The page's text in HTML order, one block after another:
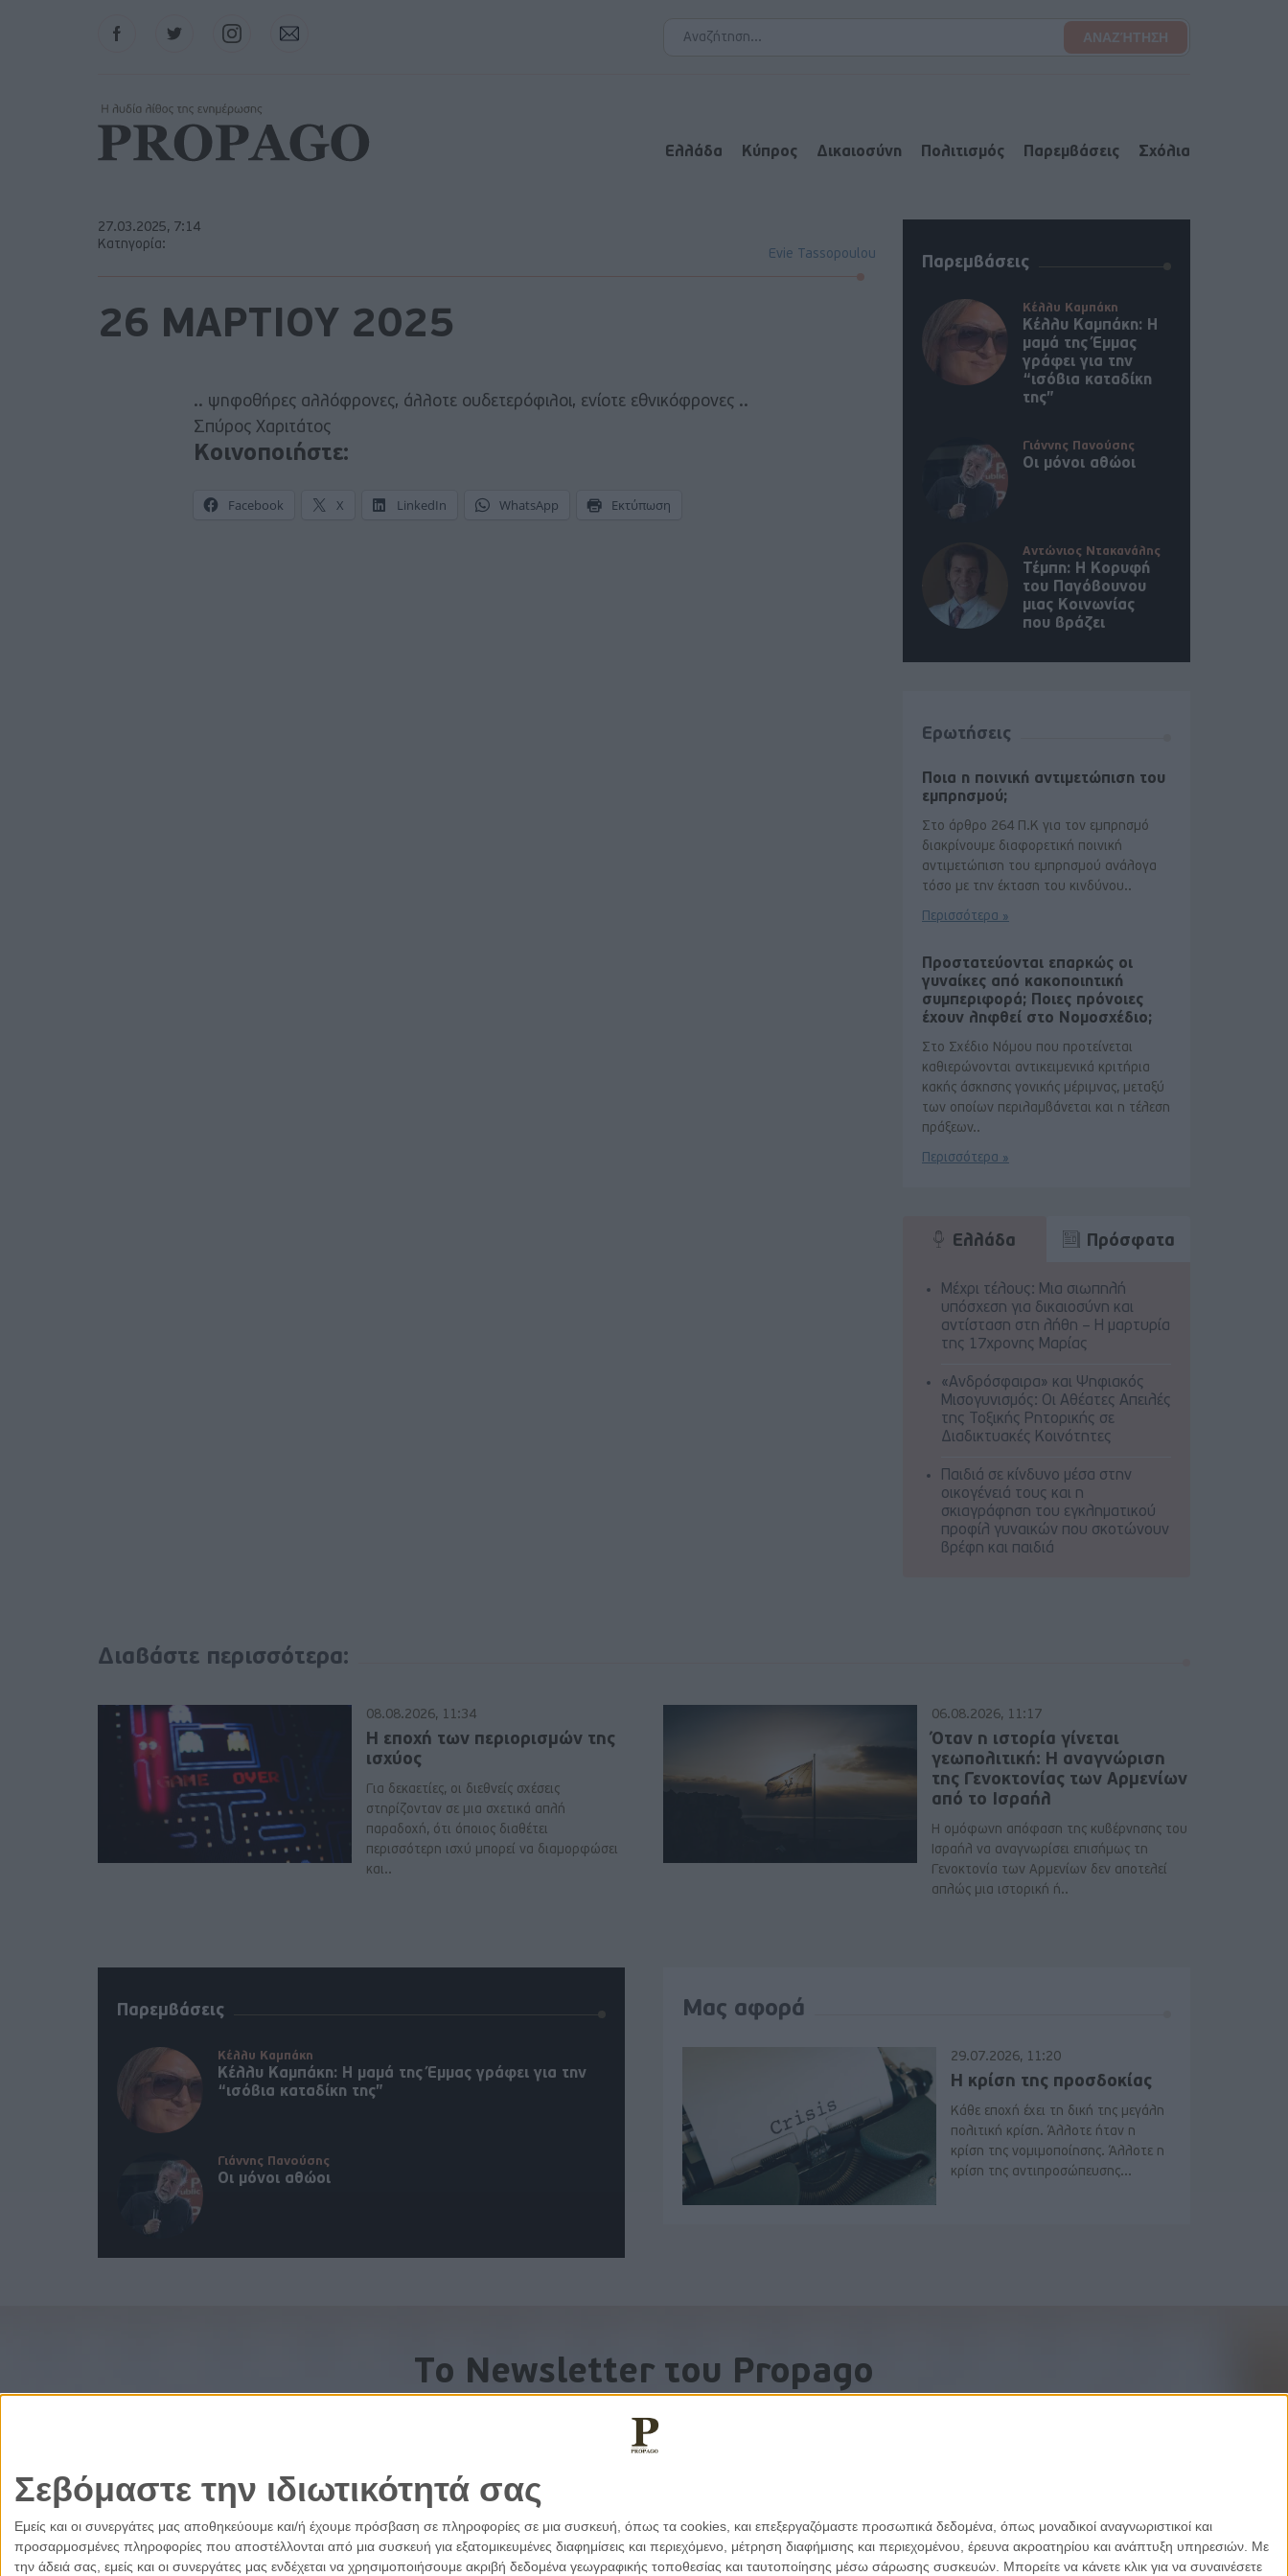
Σεβόμαστε την ιδιωτικότητά σας
Εμείς και οι συνεργάτες μας αποθηκεύουμε και/ή έχουμε πρόσβαση σε πληροφορίες σε μια συσκευή, όπως τα cookies, και επεξεργαζόμαστε προσωπικά δεδομένα, όπως μοναδικοί αναγνωριστικοί και
προσαρμοσμένες πληροφορίες που αποστέλλονται από μια συσκευή για εξατομικευμένες διαφημίσεις και περιεχόμενο, μέτρηση διαφήμισης και περιεχομένου, έρευνα ακροατηρίου και ανάπτυξη υπηρεσιών. Με
την άδειά σας, εμείς και οι συνεργάτες μας ενδέχεται να χρησιμοποιήσουμε ακριβή δεδομένα γεωγραφικής τοποθεσίας και ταυτοποίησης μέσω σάρωσης συσκευών. Μπορείτε να κάνετε κλικ για να συναινέσετε
FacebookTwitter InstagramContact
Ελλάδα Κύπρος Δικαιοσύνη Πολιτισμός Παρεμβάσεις Σχόλια
27.03.2025, 7:14
Κατηγορία:
Evie Tassopoulou
26 ΜΑΡΤΙΟΥ 2025
.. ψηφοθήρες αλλόφρονες, άλλοτε ουδετερόφιλοι, ενίοτε εθνικόφρονες ..
Σπύρος Χαριτάτος
Κοινοποιήστε:
Facebook X LinkedIn WhatsApp Εκτύπωση
Παρεμβάσεις
Κέλλυ Καμπάκη
Κέλλυ Καμπάκη: Η
μαμά της Έμμας
γράφει για την
“ισόβια καταδίκη
της”
Γιάννης Πανούσης
Οι μόνοι αθώοι
Αντώνιος Ντακανάλης
Τέμπη: Η Κορυφή
του Παγόβουνου
μιας Κοινωνίας
που βράζει
Ερωτήσεις
Ποια η ποινική αντιμετώπιση του
εμπρησμού;
Στο άρθρο 264 Π.Κ για τον εμπρησμό
διακρίνουμε διαφορετική ποινική
αντιμετώπιση του εμπρησμού ανάλογα
τόσο με την έκταση του κινδύνου..
Περισσότερα »
Προστατεύονται επαρκώς οι
γυναίκες από κακοποιητική
συμπεριφορά; Ποιες πρόνοιες
έχουν ληφθεί στο Νομοσχέδιο;
Στο Σχέδιο Νόμου που προτείνεται
καθιερώνονται αντικειμενικά κριτήρια
κακής άσκησης γονικής μέριμνας, μεταξύ
των οποίων περιλαμβάνεται και η τέλεση
πράξεων..
Περισσότερα »
Ελλάδα Πρόσφατα
Μέχρι τέλους: Μια σιωπηλή
υπόσχεση για δικαιοσύνη και
αντίσταση στη λήθη – Η μαρτυρία
της 17χρονης Μαρίας
«Ανδρόσφαιρα» και Ψηφιακός
Μισογυνισμός: Οι Αθέατες Απειλές
της Τοξικής Ρητορικής σε
Διαδικτυακές Κοινότητες
Παιδιά σε κίνδυνο μέσα στην
οικογένειά τους και η
σκιαγράφηση του εγκληματικού
προφίλ γυναικών που σκοτώνουν
βρέφη και παιδιά
Διαβάστε περισσότερα:
08.08.2026, 11:34
Η εποχή των περιορισμών της
ισχύος
Για δεκαετίες, οι διεθνείς σχέσεις
στηρίζονταν σε μια σχετικά απλή
παραδοχή, ότι όποιος διαθέτει
περισσότερη ισχύ μπορεί να διαμορφώσει
και..
06.08.2026, 11:17
Όταν η ιστορία γίνεται
γεωπολιτική: Η αναγνώριση
της Γενοκτονίας των Αρμενίων
από το Ισραήλ
Η ομόφωνη απόφαση της κυβέρνησης του
Ισραήλ να αναγνωρίσει επισήμως τη
Γενοκτονία των Αρμενίων δεν αποτελεί
απλώς μια ιστορική ή..
Παρεμβάσεις
Κέλλυ Καμπάκη
Κέλλυ Καμπάκη: Η μαμά της Έμμας γράφει για την
“ισόβια καταδίκη της”
Γιάννης Πανούσης
Οι μόνοι αθώοι
Μας αφορά
29.07.2026, 11:20
Η κρίση της προσδοκίας
Κάθε εποχή έχει τη δική της μεγάλη
πολιτική κρίση. Άλλοτε ήταν η
κρίση της νομιμοποίησης. Άλλοτε η
κρίση της αντιπροσώπευσης...
To Newsletter του Propago
Λάβετε την ανάλυση της ημέρας στο email σας